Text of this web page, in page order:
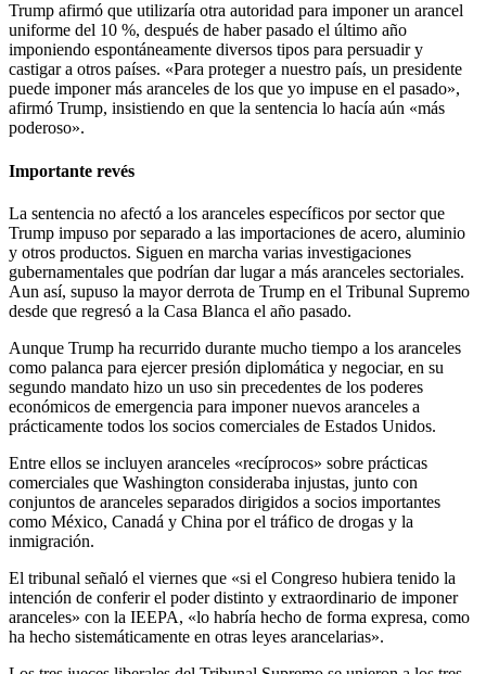
Trump afirmó que utilizaría otra autoridad para imponer un arancel
uniforme del 10 %, después de haber pasado el último año
imponiendo espontáneamente diversos tipos para persuadir y
castigar a otros países. «Para proteger a nuestro país, un presidente
puede imponer más aranceles de los que yo impuse en el pasado»,
afirmó Trump, insistiendo en que la sentencia lo hacía aún «más
poderoso».
Importante revés
La sentencia no afectó a los aranceles específicos por sector que
Trump impuso por separado a las importaciones de acero, aluminio
y otros productos. Siguen en marcha varias investigaciones
gubernamentales que podrían dar lugar a más aranceles sectoriales.
Aun así, supuso la mayor derrota de Trump en el Tribunal Supremo
desde que regresó a la Casa Blanca el año pasado.
Aunque Trump ha recurrido durante mucho tiempo a los aranceles
como palanca para ejercer presión diplomática y negociar, en su
segundo mandato hizo un uso sin precedentes de los poderes
económicos de emergencia para imponer nuevos aranceles a
prácticamente todos los socios comerciales de Estados Unidos.
Entre ellos se incluyen aranceles «recíprocos» sobre prácticas
comerciales que Washington consideraba injustas, junto con
conjuntos de aranceles separados dirigidos a socios importantes
como México, Canadá y China por el tráfico de drogas y la
inmigración.
El tribunal señaló el viernes que «si el Congreso hubiera tenido la
intención de conferir el poder distinto y extraordinario de imponer
aranceles» con la IEEPA, «lo habría hecho de forma expresa, como
ha hecho sistemáticamente en otras leyes arancelarias».